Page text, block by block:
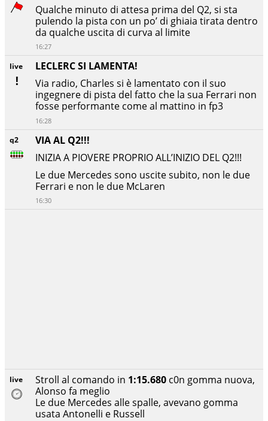
live Stroll al comando in 1:15.680 c0n gomma nuova,
Alonso fa meglio
Le due Mercedes alle spalle, avevano gomma
usata Antonelli e Russell
q2
VIA AL Q2!!!
INIZIA A PIOVERE PROPRIO ALL’INIZIO DEL Q2!!!
Le due Mercedes sono uscite subito, non le due
Ferrari e non le due McLaren
16:30
live
LECLERC SI LAMENTA!
Via radio, Charles si è lamentato con il suo
ingegnere di pista del fatto che la sua Ferrari non
fosse performante come al mattino in fp3
16:28
Qualche minuto di attesa prima del Q2, si sta
pulendo la pista con un po’ di ghiaia tirata dentro
da qualche uscita di curva al limite
16:27